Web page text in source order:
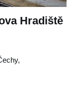
Hradiště
,